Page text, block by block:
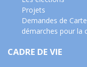
Projets
Demandes de
démarches pour la
CADRE DE VIE